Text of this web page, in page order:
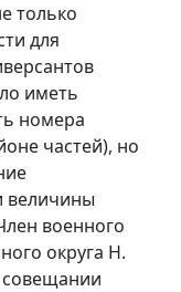
только
для
иметь
номера
частей), но
величины
военного
округа Н.
совещании